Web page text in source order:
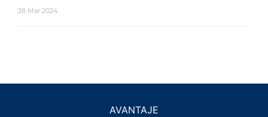
28 Mar 2024
AVANTAJE